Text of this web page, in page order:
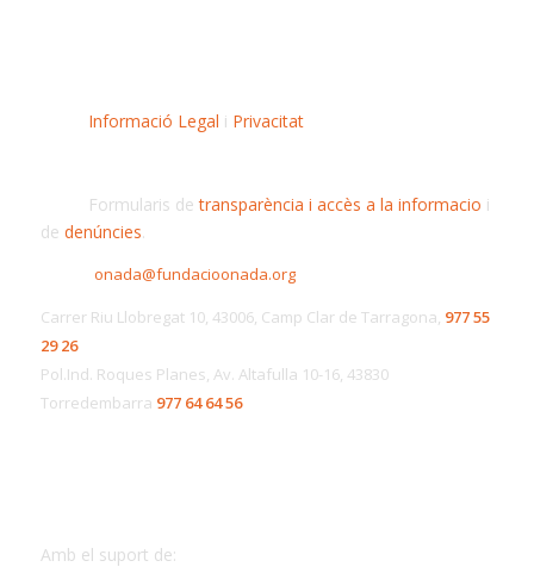
Informació Legal i Privacitat
Formularis detransparència i accès a la informacio i
de denúncies.
onada@fundacioonada.org
Carrer Riu Llobregat 10, 43006, Camp Clar de Tarragona, 977 55
29 26
Pol.Ind. Roques Planes, Av. Altafulla 10-16, 43830
Torredembarra 977 64 64 56
Amb el suport de: